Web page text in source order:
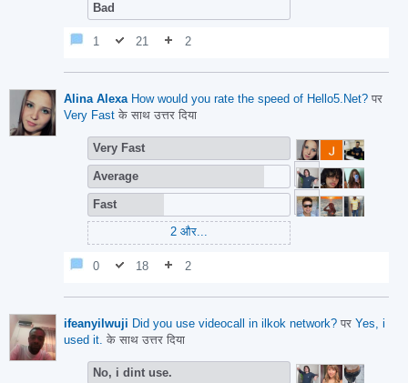
Bad
1 21 2
Alina Alexa How would you rate the speed of Hello5.Net? पर
Very Fast के साथ उत्तर दिया
Very Fast
Average
Fast
2और...
0 18 2
ifeanyilwuji Did you use videocall in ilkok network? पर Yes, i
used it. के साथ उत्तर दिया
No, i dint use.